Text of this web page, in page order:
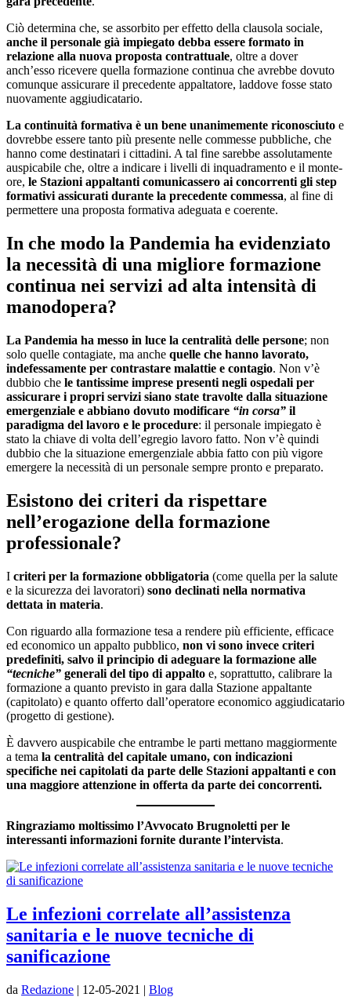
Ciò determina che, se assorbito per effetto della clausola sociale,
anche il personale già impiegato debba essere formato in
relazione alla nuova proposta contrattuale, oltre a dover
anch’esso ricevere quella formazione continua che avrebbe dovuto
comunque assicurare il precedente appaltatore, laddove fosse stato
nuovamente aggiudicatario.
La continuità formativa è un bene unanimemente riconosciuto e
dovrebbe essere tanto più presente nelle commesse pubbliche, che
hanno come destinatari i cittadini. A tal fine sarebbe assolutamente
auspicabile che, oltre a indicare i livelli di inquadramento e il monte-
ore, le Stazioni appaltanti comunicassero ai concorrenti gli step
formativi assicurati durante la precedente commessa, al fine di
permettere una proposta formativa adeguata e coerente.
In che modo la Pandemia ha evidenziato
la necessità di una migliore formazione
continua nei servizi ad alta intensità di
manodopera?
La Pandemia ha messo in luce la centralità delle persone; non
solo quelle contagiate, ma anche quelle che hanno lavorato,
indefessamente per contrastare malattie e contagio. Non v’è
dubbio che le tantissime imprese presenti negli ospedali per
assicurare i propri servizi siano state travolte dalla situazione
emergenziale e abbiano dovuto modificare “in corsa” il
paradigma del lavoro e le procedure: il personale impiegato è
stato la chiave di volta dell’egregio lavoro fatto. Non v’è quindi
dubbio che la situazione emergenziale abbia fatto con più vigore
emergere la necessità di un personale sempre pronto e preparato.
Esistono dei criteri da rispettare
nell’erogazione della formazione
professionale?
I criteri per la formazione obbligatoria (come quella per la salute
e la sicurezza dei lavoratori) sono declinati nella normativa
dettata in materia.
Con riguardo alla formazione tesa a rendere più efficiente, efficace
ed economico un appalto pubblico, non vi sono invece criteri
predefiniti, salvo il principio di adeguare la formazione alle
“tecniche” generali del tipo di appalto e, soprattutto, calibrare la
formazione a quanto previsto in gara dalla Stazione appaltante
(capitolato) e quanto offerto dall’operatore economico aggiudicatario
(progetto di gestione).
È davvero auspicabile che entrambe le parti mettano maggiormente
a tema la centralità del capitale umano, con indicazioni
specifiche nei capitolati da parte delle Stazioni appaltanti e con
una maggiore attenzione in offerta da parte dei concorrenti.
Ringraziamo moltissimo l’Avvocato Brugnoletti per le
interessanti informazioni fornite durante l’intervista.
Le infezioni correlate all’assistenza
sanitaria e le nuove tecniche di
sanificazione
da Redazione | 12-05-2021 | Blog